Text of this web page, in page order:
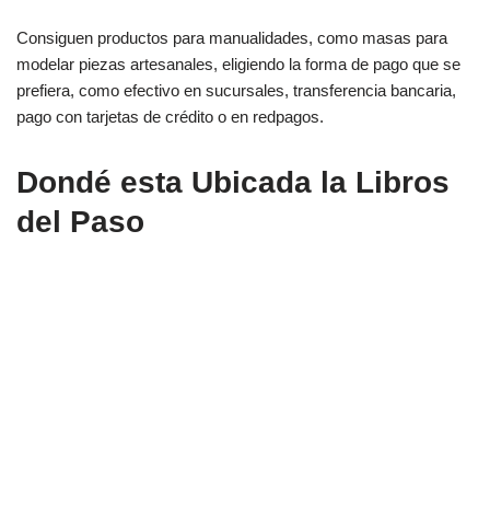
Consiguen productos para manualidades, como masas para
modelar piezas artesanales, eligiendo la forma de pago que se
prefiera, como efectivo en sucursales, transferencia bancaria,
pago con tarjetas de crédito o en redpagos.
Dondé esta Ubicada la Libros
del Paso